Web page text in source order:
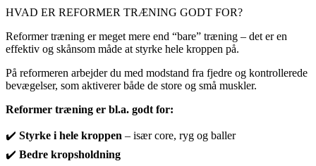
HVAD ER REFORMER TRÆNING GODT FOR?
Reformer træning er meget mere end “bare” træning – det er en
effektiv og skånsom måde at styrke hele kroppen på.
På reformeren arbejder du med modstand fra fjedre og kontrollerede
bevægelser, som aktiverer både de store og små muskler.
Reformer træning er bl.a. godt for:
✔️ Styrke i hele kroppen – især core, ryg og baller
✔️ Bedre kropsholdning